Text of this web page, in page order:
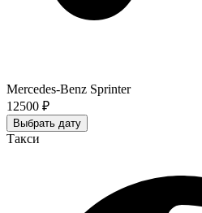
Mercedes-Benz Sprinter
12500 ₽
Выбрать дату
Такси